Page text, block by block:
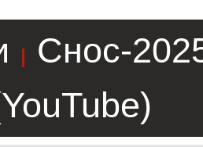
|
Снос-